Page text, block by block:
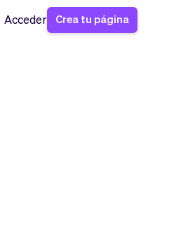
Acceder Crea tu página